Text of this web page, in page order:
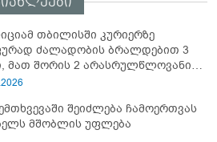
თბილისში კურიერზე
ძალადობის ბრალდებით 3
მათ შორის 2 არასრულწლოვანი
შეიძლება ჩამოერთვას
მშობლის უფლება